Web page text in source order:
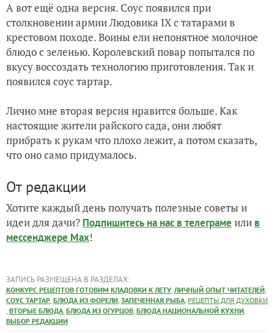
А вот ещё одна версия. Соус появился при
столкновении армии Людовика IX с татарами в
крестовом походе. Воины ели непонятное молочное
блюдо с зеленью. Королевский повар попытался по
вкусу воссоздать технологию приготовления. Так и
появился соус тартар.
Лично мне вторая версия нравится больше. Как
настоящие жители райского сада, они любят
прибрать к рукам что плохо лежит, а потом сказать,
что оно само придумалось.
От редакции
Хотите каждый день получать полезные советы и
идеи для дачи? Подпишитесь на нас в телеграме или в
мессенджере Max!
ЗАПИСЬ РАЗМЕЩЕНА В РАЗДЕЛАХ:
КОНКУРС РЕЦЕПТОВ ГОТОВИМ КЛАДОВКИ К ЛЕТУ, ЛИЧНЫЙ ОПЫТ ЧИТАТЕЛЕЙ,
СОУС ТАРТАР, БЛЮДА ИЗ ФОРЕЛИ, ЗАПЕЧЕННАЯ РЫБА, РЕЦЕПТЫ ДЛЯ ДУХОВКИ
, ВТОРЫЕ БЛЮДА, БЛЮДА ИЗ ОГУРЦОВ, БЛЮДА НАЦИОНАЛЬНОЙ КУХНИ,
ВЫБОР РЕДАКЦИИ